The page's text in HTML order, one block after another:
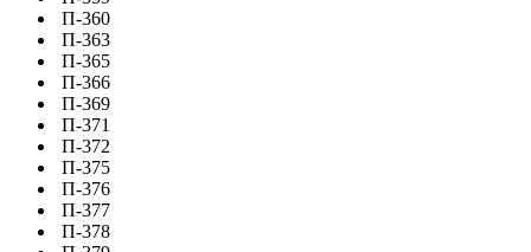
П-360
П-363
П-365
П-366
П-369
П-371
П-372
П-375
П-376
П-377
П-378